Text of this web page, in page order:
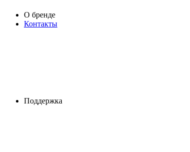
О бренде
Контакты
Поддержка